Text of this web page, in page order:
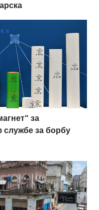
за
за борбу